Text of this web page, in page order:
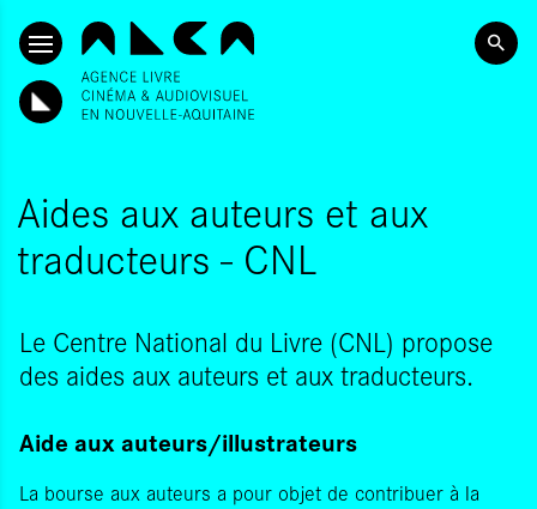
SKIP TO CONTENT
Aides aux auteurs et aux
traducteurs - CNL
Le Centre National du Livre (CNL) propose
des aides aux auteurs et aux traducteurs.
Aide aux auteurs/illustrateurs
La bourse aux auteurs a pour objet de contribuer à la